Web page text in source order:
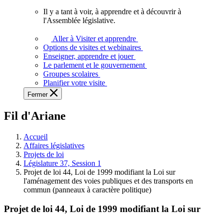
voir,
apprendre
et
à
à
législative.
Il y a tant à voir, à apprendre et à découvrir à
l'Assemblée législative.
Aller à Visiter et apprendre
Options de visites et webinaires
Enseigner, apprendre et jouer
Le parlement et le gouvernement
Groupes scolaires
Planifier votre visite
Fermer
Fil d'Ariane
Accueil
Affaires législatives
Projets de loi
Législature 37, Session 1
Projet de loi 44, Loi de 1999 modifiant la Loi sur
l'aménagement des voies publiques et des transports en
commun (panneaux à caractère politique)
Projet de loi 44, Loi de 1999 modifiant la Loi sur